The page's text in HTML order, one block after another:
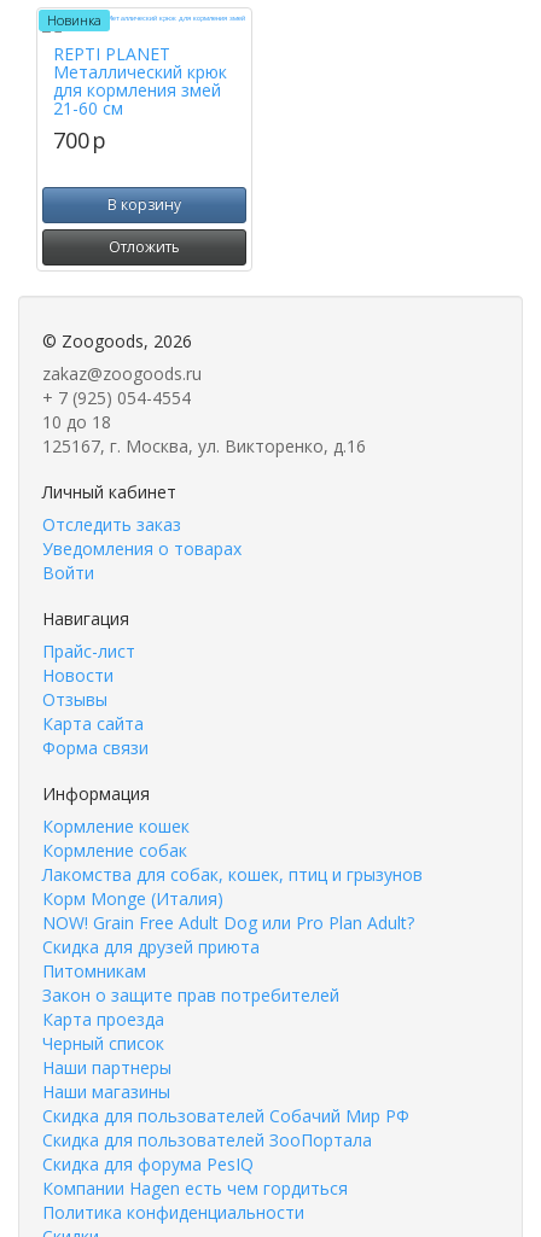
Новинка
REPTI PLANET
Металлический крюк
для кормления змей
21-60 см
700p
В корзину
Отложить
© Zoogoods, 2026
zakaz@zoogoods.ru
+ 7 (925) 054-4554
10 до 18
125167, г. Москва, ул. Викторенко, д.16
Личный кабинет
Отследить заказ
Уведомления о товарах
Войти
Навигация
Прайс-лист
Новости
Отзывы
Карта сайта
Форма связи
Информация
Кормление кошек
Кормление собак
Лакомства для собак, кошек, птиц и грызунов
Корм Monge (Италия)
NOW! Grain Free Adult Dog или Pro Plan Adult?
Скидка для друзей приюта
Питомникам
Закон о защите прав потребителей
Карта проезда
Черный список
Наши партнеры
Наши магазины
Скидка для пользователей Собачий Мир РФ
Скидка для пользователей ЗооПортала
Скидка для форума PesIQ
Компании Hagen есть чем гордиться
Политика конфиденциальности